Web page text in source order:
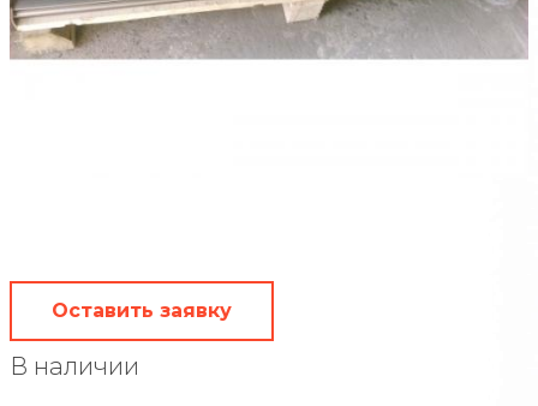
Оставить заявку
В наличии